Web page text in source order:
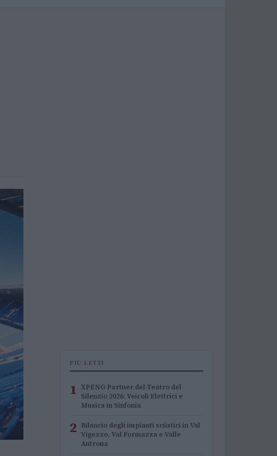
PIÙ LETTI
1 XPENG Partner del Teatro del
Silenzio 2026: Veicoli Elettrici e
Musica in Sinfonia
2 Rilancio degli impianti sciistici in Val
Vigezzo, Val Formazza e Valle
Antrona